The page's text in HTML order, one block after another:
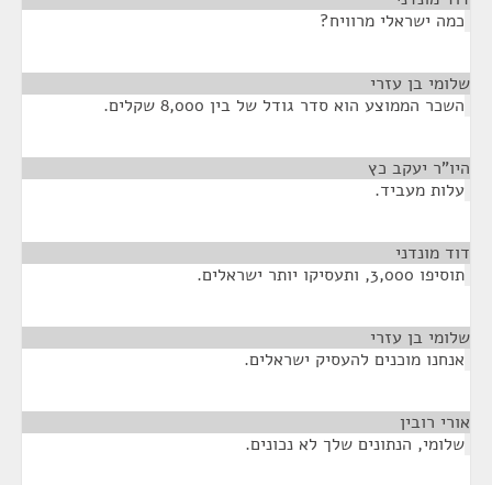
כמה ישראלי מרוויח?
שלומי בן עזרי
השכר הממוצע הוא סדר גודל של בין 8,000 שקלים.
היו"ר יעקב כץ
עלות מעביד.
דוד מונדני
תוסיפו 3,000, ותעסיקו יותר ישראלים.
שלומי בן עזרי
אנחנו מוכנים להעסיק ישראלים.
אורי רובין
שלומי, הנתונים שלך לא נכונים.